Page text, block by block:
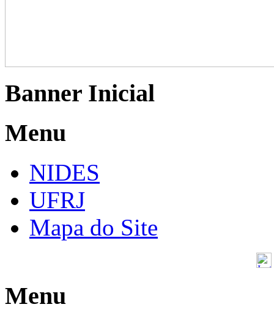
Banner Inicial
Menu
NIDES
UFRJ
Mapa do Site
Menu